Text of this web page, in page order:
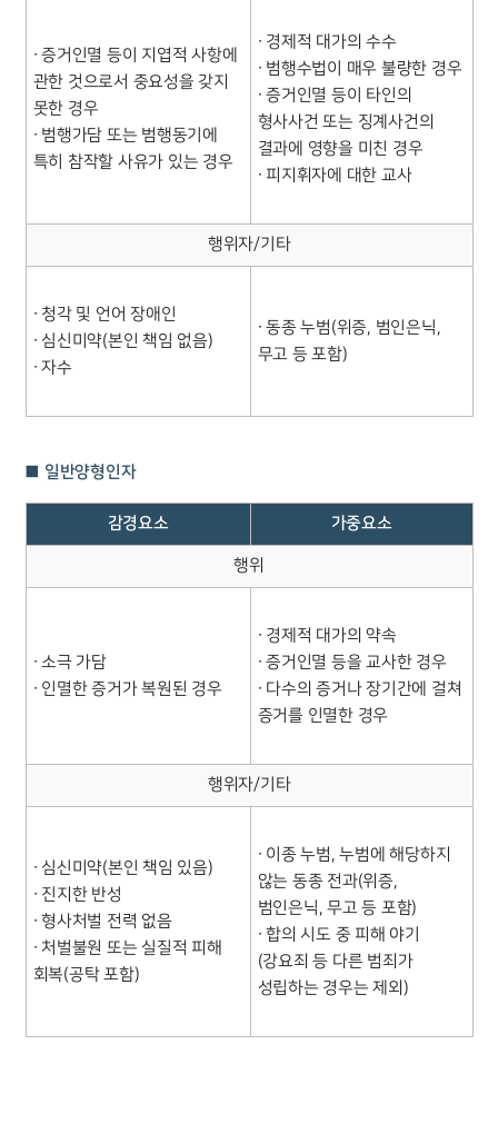
∙ 증거인멸 등이 지엽적 사항에
관한 것으로서 중요성을 갖지
못한 경우
∙ 범행가담 또는 범행동기에
특히 참작할 사유가 있는 경우
∙ 경제적 대가의 수수
∙ 범행수법이 매우 불량한 경우
∙ 증거인멸 등이 타인의
형사사건 또는 징계사건의
결과에 영향을 미친 경우
∙ 피지휘자에 대한 교사
행위자/기타
∙ 청각 및 언어 장애인
∙ 심신미약(본인 책임 없음)
∙ 자수
∙ 동종 누범(위증, 범인은닉,
무고 등 포함)
■ 일반양형인자
감경요소 가중요소
행위
∙ 소극 가담
∙ 인멸한 증거가 복원된 경우
∙ 경제적 대가의 약속
∙ 증거인멸 등을 교사한 경우
∙ 다수의 증거나 장기간에 걸쳐
증거를 인멸한 경우
행위자/기타
∙ 심신미약(본인 책임 있음)
∙ 진지한 반성
∙ 형사처벌 전력 없음
∙ 처벌불원 또는 실질적 피해
회복(공탁 포함)
∙ 이종 누범, 누범에 해당하지
않는 동종 전과(위증,
범인은닉, 무고 등 포함)
∙ 합의 시도 중 피해 야기
(강요죄 등 다른 범죄가
성립하는 경우는 제외)